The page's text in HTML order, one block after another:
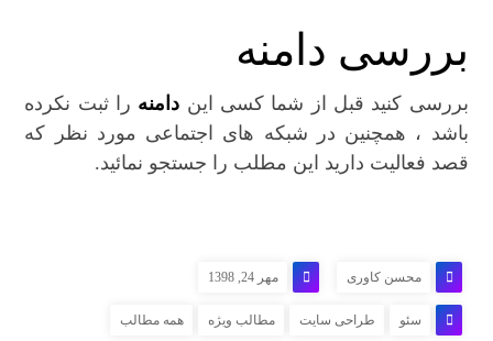
بررسی دامنه
بررسی کنید قبل از شما کسی این دامنه را ثبت نکرده
باشد ، همچنین در شبکه های اجتماعی مورد نظر که
قصد فعالیت دارید این مطلب را جستجو نمائید.
محسن کاوری مهر 24, 1398
سئو طراحی سایت مطالب ویژه همه مطالب